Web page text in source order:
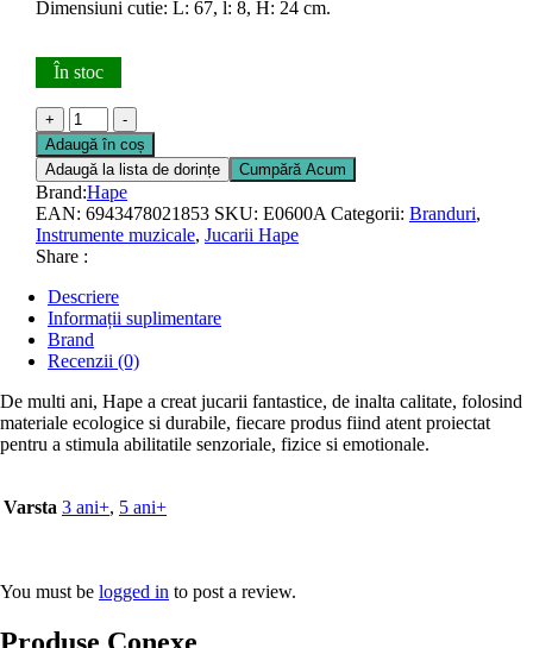
Dimensiuni cutie: L: 67, l: 8, H: 24 cm.
În stoc
+
Cantitate
Jucarie
din
lemn
-
Chitara
cu
flori
-
Adaugă în coș
Adaugă la lista de dorințe
Cumpără Acum
Brand:Hape
EAN: 6943478021853 SKU: E0600A Categorii: Branduri,
Instrumente muzicale, Jucarii Hape
Share :
Descriere
Informații suplimentare
Brand
Recenzii (0)
De multi ani, Hape a creat jucarii fantastice, de inalta calitate, folosind
materiale ecologice si durabile, fiecare produs fiind atent proiectat
pentru a stimula abilitatile senzoriale, fizice si emotionale.
Varsta 3 ani+, 5 ani+
You must be logged in to post a review.
Produse Conexe